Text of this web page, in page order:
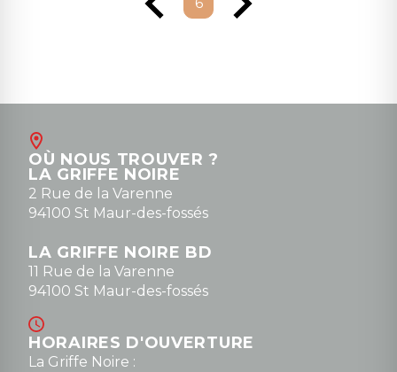
OÙ NOUS TROUVER ?
LA GRIFFE NOIRE
2 Rue de la Varenne
94100 St Maur-des-fossés
LA GRIFFE NOIRE BD
11 Rue de la Varenne
94100 St Maur-des-fossés
HORAIRES D'OUVERTURE
La Griffe Noire :